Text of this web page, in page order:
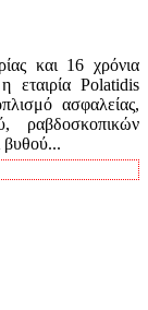
και 16 χρόνια
εταιρία Polatidis
ασφαλείας,
ραβδοσκοπικών
βυθού...